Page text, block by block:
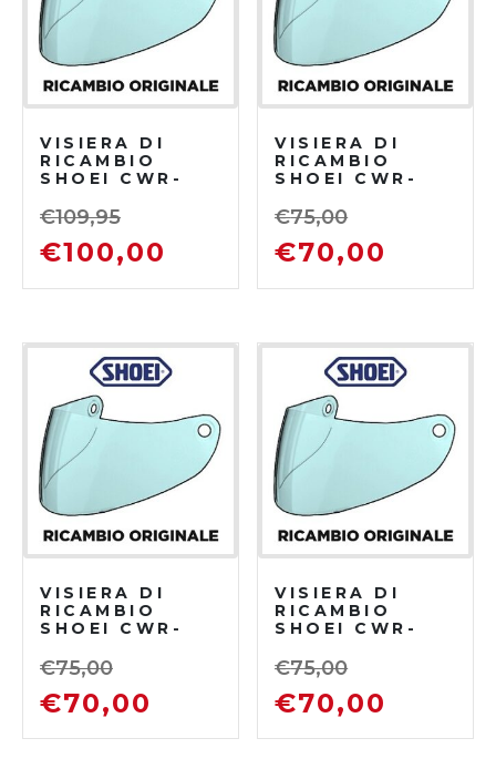
VISIERA DI
RICAMBIO
SHOEI CWR-
BLU
€109,95
€100,00
VISIERA DI
RICAMBIO
SHOEI CWR-
€75,00
€70,00
VISIERA DI
RICAMBIO
SHOEI CWR-
INTERMEDIA
€75,00
€70,00
VISIERA DI
RICAMBIO
SHOEI CWR-
TRASPARENTE
€75,00
€70,00